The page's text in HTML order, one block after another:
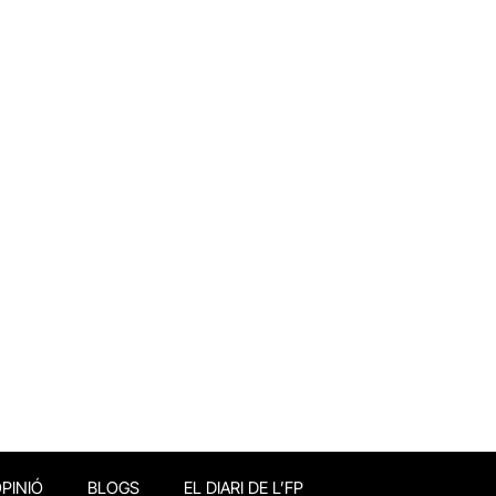
BLOGS EL DIARI DE L’FP